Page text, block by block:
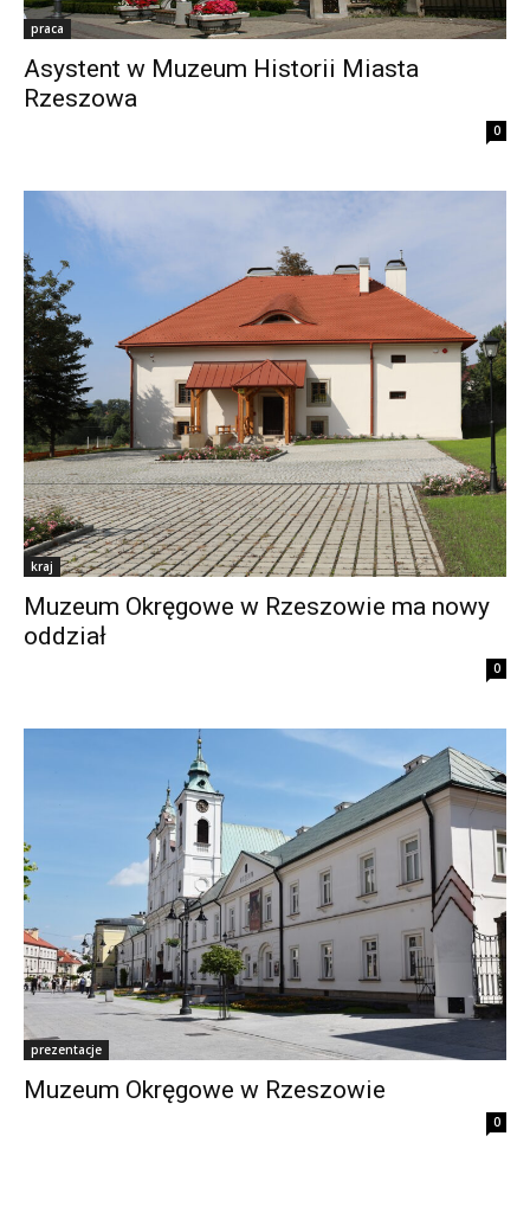
praca
Asystent w Muzeum Historii Miasta
Rzeszowa
0
kraj
Muzeum Okręgowe w Rzeszowie ma nowy
oddział
0
prezentacje
Muzeum Okręgowe w Rzeszowie
0